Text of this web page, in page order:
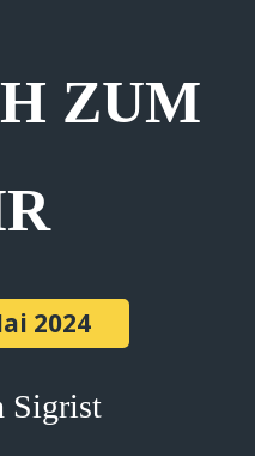
ZUM
2024
Sigrist